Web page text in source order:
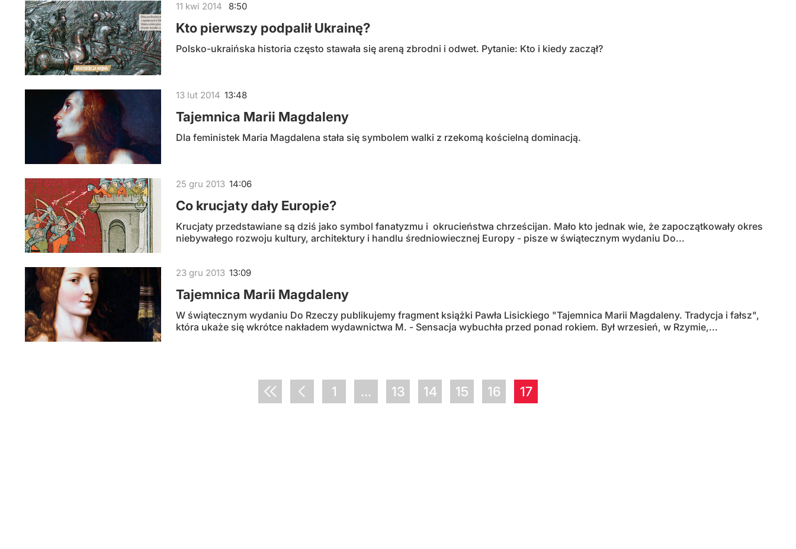
Kto pierwszy podpalił Ukrainę?
Polsko-ukraińska historia często stawała się areną zbrodni i odwet. Pytanie: Kto i kiedy zaczął?
11 kwi 2014 8:50
Tajemnica Marii Magdaleny
Dla feministek Maria Magdalena stała się symbolem walki z rzekomą kościelną dominacją.
13 lut 2014 13:48
Co krucjaty dały Europie?
Krucjaty przedstawiane są dziś jako symbol fanatyzmu i okrucieństwa chrześcijan. Mało kto jednak wie, że zapoczątkowały okres
niebywałego rozwoju kultury, architektury i handlu średniowiecznej Europy - pisze w świątecznym wydaniu Do...
25 gru 2013 14:06
Tajemnica Marii Magdaleny
W świątecznym wydaniu Do Rzeczy publikujemy fragment książki Pawła Lisickiego "Tajemnica Marii Magdaleny. Tradycja i fałsz",
która ukaże się wkrótce nakładem wydawnictwa M. - Sensacja wybuchła przed ponad rokiem. Był wrzesień, w Rzymie,...
23 gru 2013 13:09
1 ... 13 14 15 16 17